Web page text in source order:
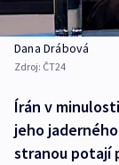
Dana Drábová
Zdroj: ČT24
Írán v
jeho
stranou potají